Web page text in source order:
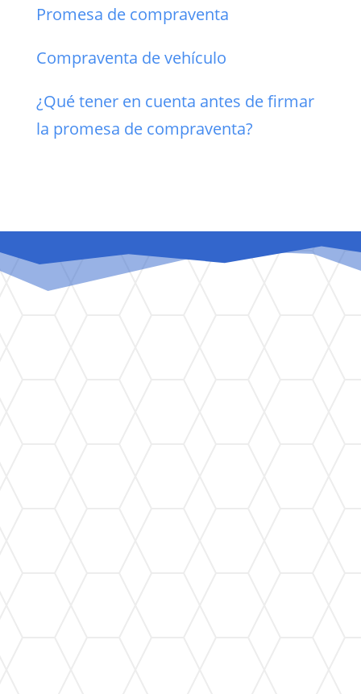
Promesa de compraventa
Compraventa de vehículo
¿Qué tener en cuenta antes de firmar
la promesa de compraventa?